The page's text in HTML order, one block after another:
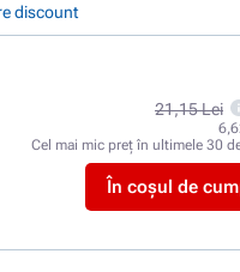
discount
21,15 Lei
Cel mai mic preț în ultimele 30
În coșul de